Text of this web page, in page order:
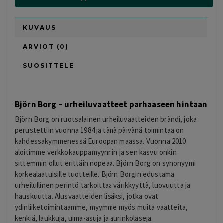
KUVAUS
ARVIOT (0)
SUOSITTELE
Björn Borg – urheiluvaatteet parhaaseen hintaan
Björn Borg on ruotsalainen urheiluvaatteiden brändi, joka
perustettiin vuonna 1984 ja tänä päivänä toimintaa on
kahdessakymmenessä Euroopan maassa. Vuonna 2010
aloitimme verkkokauppamyynnin ja sen kasvu onkin
sittemmin ollut erittäin nopeaa. Björn Borg on synonyymi
korkealaatuisille tuotteille. Björn Borgin edustama
urheilullinen perintö tarkoittaa värikkyyttä, luovuutta ja
hauskuutta. Alusvaatteiden lisäksi, jotka ovat
ydinliiketoimintaamme, myymme myös muita vaatteita,
kenkiä, laukkuja, uima-asuja ja aurinkolaseja.